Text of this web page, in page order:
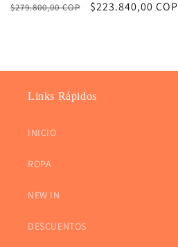
totales
Precio
$279.800,00 COP
Precio
$223.840,00 COP
Links Rápidos
INICIO
ROPA
NEW IN
DESCUENTOS